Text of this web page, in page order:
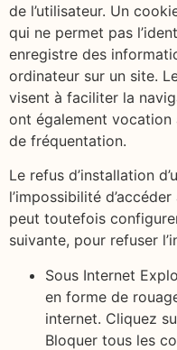
de l’utilisateur. Un
qui ne permet pas
enregistre des
ordinateur sur un site.
visent à faciliter la
ont également vocation
de fréquentation.
Le refus d’installation
l’impossibilité
peut toutefois
suivante, pour refuser
Sous Internet
en forme de
internet. Cliquez
Bloquer tous les